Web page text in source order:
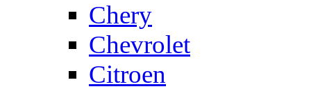
Chery
Chevrolet
Citroen